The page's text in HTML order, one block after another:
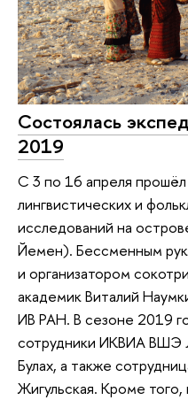
Состоялась
2019
С 3 по 16 апреля
лингвистических и
исследований на
Йемен). Бессменным
и организатором
академик Виталий
ИВ РАН. В сезоне 2019
сотрудники ИКВИА ВШЭ
Булах, а также
Жигульская. Кроме